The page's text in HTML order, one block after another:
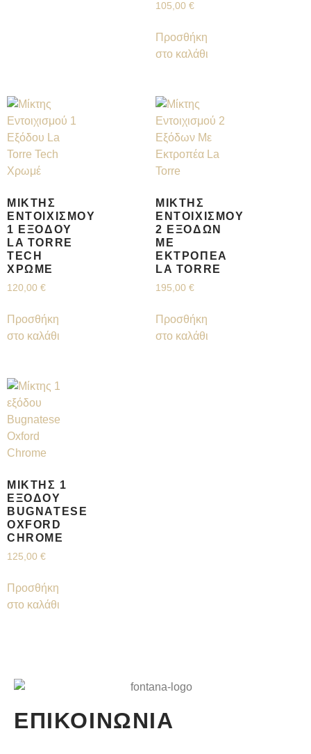
105,00 €
Προσθήκη
στο καλάθι
ΜΊΚΤΗΣ
ΕΝΤΟΙΧΙΣΜΟΎ
1 ΕΞΌΔΟΥ
LA TORRE
TECH
ΧΡΩΜΈ
120,00 €
Προσθήκη
στο καλάθι
ΜΊΚΤΗΣ
ΕΝΤΟΙΧΙΣΜΟΎ
2 ΕΞΌΔΩΝ
ΜΕ
ΕΚΤΡΟΠΈΑ
LA TORRE
195,00 €
Προσθήκη
στο καλάθι
ΜΊΚΤΗΣ 1
ΕΞΌΔΟΥ
BUGNATESE
OXFORD
CHROME
125,00 €
Προσθήκη
στο καλάθι
ΕΠΙΚΟΙΝΩΝΙΑ